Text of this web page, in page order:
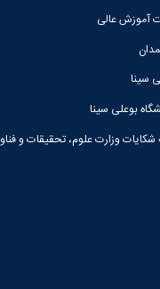
آموزش عالی
سینا
بوعلی سینا
وزارت علوم، تحقیقات و